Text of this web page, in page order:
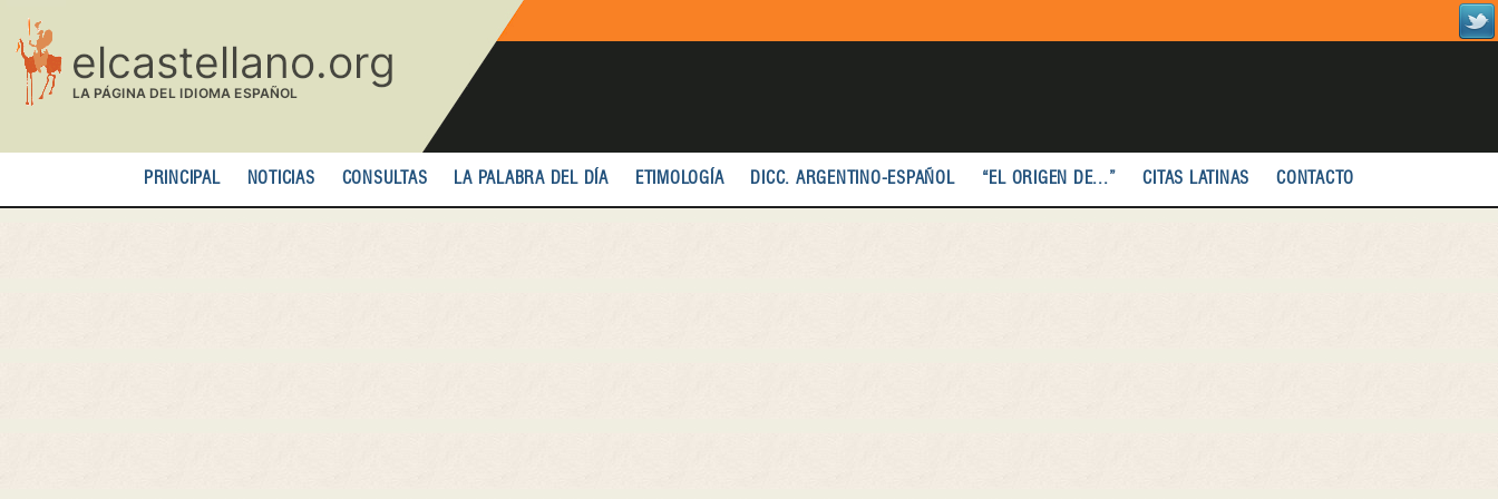
contenido
principal
PRINCIPAL NOTICIAS CONSULTAS LA PALABRA DEL DÍA ETIMOLOGÍA DICC. ARGENTINO-ESPAÑOL “EL ORIGEN DE...” CITAS LATINAS CONTACTO